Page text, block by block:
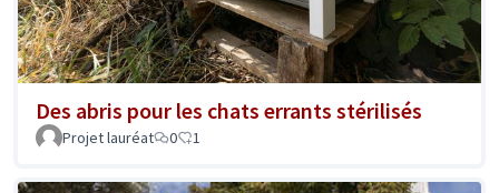
Des abris pour les chats errants stérilisés
Projet lauréat 0 1